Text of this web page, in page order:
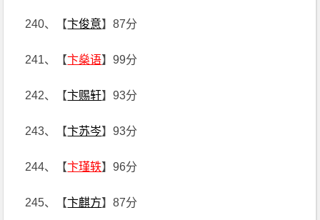
240、【卞俊意】87分
241、【卞燊语】99分
242、【卞赐轩】93分
243、【卞苏岑】93分
244、【卞瑾轶】96分
245、【卞麒方】87分